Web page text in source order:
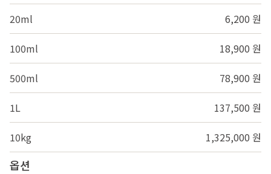
20ml
6,200 원
100ml 18,900 원
500ml 78,900 원
1L 137,500 원
10kg 1,325,000 원
옵션